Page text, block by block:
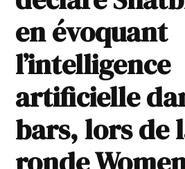
en évoquant
l’intelligence
artificielle
bars, lors de